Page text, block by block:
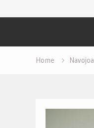
Home Navojoa